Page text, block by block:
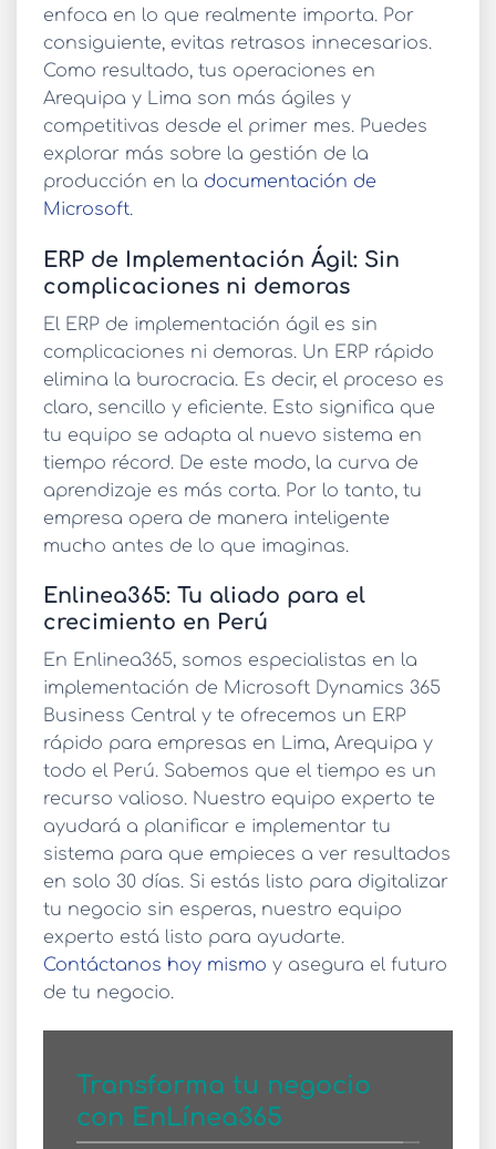
enfoca en lo que realmente importa. Por
consiguiente, evitas retrasos innecesarios.
Como resultado, tus operaciones en
Arequipa y Lima son más ágiles y
competitivas desde el primer mes. Puedes
explorar más sobre la gestión de la
producción en la documentación de
Microsoft.
ERP de Implementación Ágil: Sin
complicaciones ni demoras
El ERP de implementación ágil es sin
complicaciones ni demoras. Un ERP rápido
elimina la burocracia. Es decir, el proceso es
claro, sencillo y eficiente. Esto significa que
tu equipo se adapta al nuevo sistema en
tiempo récord. De este modo, la curva de
aprendizaje es más corta. Por lo tanto, tu
empresa opera de manera inteligente
mucho antes de lo que imaginas.
Enlinea365: Tu aliado para el
crecimiento en Perú
En Enlinea365, somos especialistas en la
implementación de Microsoft Dynamics 365
Business Central y te ofrecemos un ERP
rápido para empresas en Lima, Arequipa y
todo el Perú. Sabemos que el tiempo es un
recurso valioso. Nuestro equipo experto te
ayudará a planificar e implementar tu
sistema para que empieces a ver resultados
en solo 30 días. Si estás listo para digitalizar
tu negocio sin esperas, nuestro equipo
experto está listo para ayudarte.
Contáctanos hoy mismo y asegura el futuro
de tu negocio.
Transforma tu negocio
con EnLínea365